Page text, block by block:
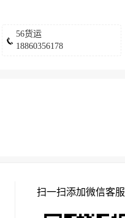
56货运
18860356178
扫一扫添加微信客服